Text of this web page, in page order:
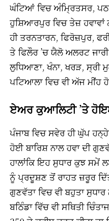
ਘੰਟਿਆਂ ਵਿਚ ਅੰਮ੍ਰਿਤਸਰ,
ਹੁਸ਼ਿਆਰਪੁਰ ਵਿਚ ਤੇਜ਼ ਹਵਾਵਾਂ
ਹੀ ਤਰਨਤਾਰਨ, ਫਿਰੋਜ਼ਪੁਰ,
ਤੇ ਫਿਲੌਰ ’ਚ ਯੈਲੋ ਅਲਰਟ
ਲੁਧਿਆਣਾ, ਖੰਨਾ, ਖਰੜ, ਸ੍ਰੀ
ਪਟਿਆਲਾ ਵਿਚ ਵੀ ਅੱਜ ਮੀਂਹ
ਏਅਰ ਕੁਆਲਿਟੀ ’ਤੇ
ਪੰਜਾਬ ਵਿਚ ਸਵੇਰ ਹੀ ਘੁੱਪ
ਹੋਈ ਬਾਰਿਸ਼ ਨਾਲ ਹਵਾ ਦੀ
ਹਾਲਾਂਕਿ ਇਹ ਸੁਧਾਰ ਕੁਝ ਸਮੇਂ
ਨੂੰ ਪ੍ਰਦੂਸ਼ਣ ਤੋਂ ਰਾਹਤ ਜ਼ਰੂਰ
ਗੁਣਵੱਤਾ ਵਿਚ ਵੀ ਬਹੁਤਾ
ਬਠਿੰਡਾ ਵਿੱਚ ਵੀ ਸਥਿਤੀ